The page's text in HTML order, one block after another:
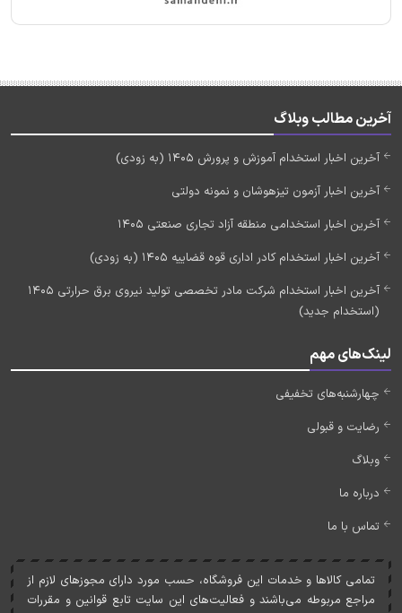
آخرین مطالب وبلاگ
آخرین اخبار استخدام آموزش و پرورش 1405 (به زودی)
آخرین اخبار آزمون تیزهوشان و نمونه دولتی
آخرین اخبار استخدامی منطقه آزاد تجاری صنعتی 1405
آخرین اخبار استخدام کادر اداری قوه قضاییه 1405 (به زودی)
آخرین اخبار استخدام شرکت مادر تخصصی تولید نیروی برق حرارتی 1405
(استخدام جدید)
لینک‌های مهم
چهارشنبه‌های تخفیفی
رضایت و قبولی
وبلاگ
درباره ما
تماس با ما
تمامی کالاها و خدمات اين فروشگاه، حسب مورد دارای مجوزهای لازم از
مراجع مربوطه می‌باشند و فعاليت‌های اين سايت تابع قوانين و مقررات